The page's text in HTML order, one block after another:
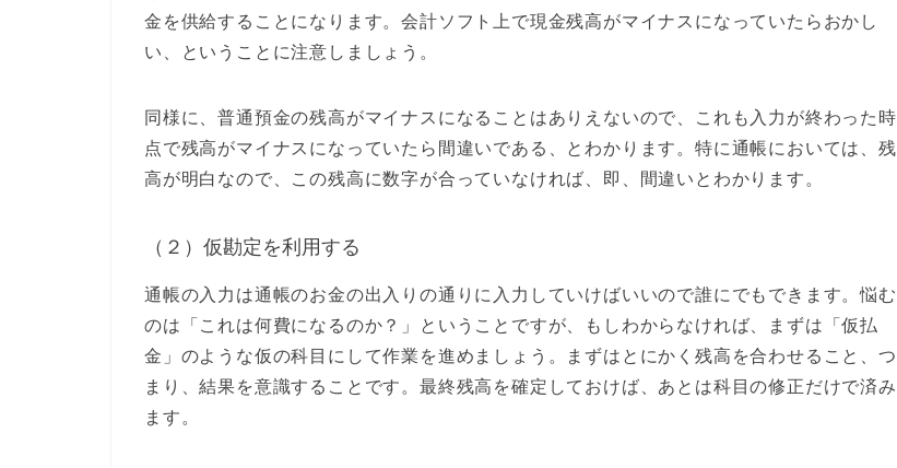
金を供給することになります。会計ソフト上で現金残高がマイナスになっていたらおかし
い、ということに注意しましょう。
同様に、普通預金の残高がマイナスになることはありえないので、これも入力が終わった時
点で残高がマイナスになっていたら間違いである、とわかります。特に通帳においては、残
高が明白なので、この残高に数字が合っていなければ、即、間違いとわかります。
（２）仮勘定を利用する
通帳の入力は通帳のお金の出入りの通りに入力していけばいいので誰にでもできます。悩む
のは「これは何費になるのか？」ということですが、もしわからなければ、まずは「仮払
金」のような仮の科目にして作業を進めましょう。まずはとにかく残高を合わせること、つ
まり、結果を意識することです。最終残高を確定しておけば、あとは科目の修正だけで済み
ます。